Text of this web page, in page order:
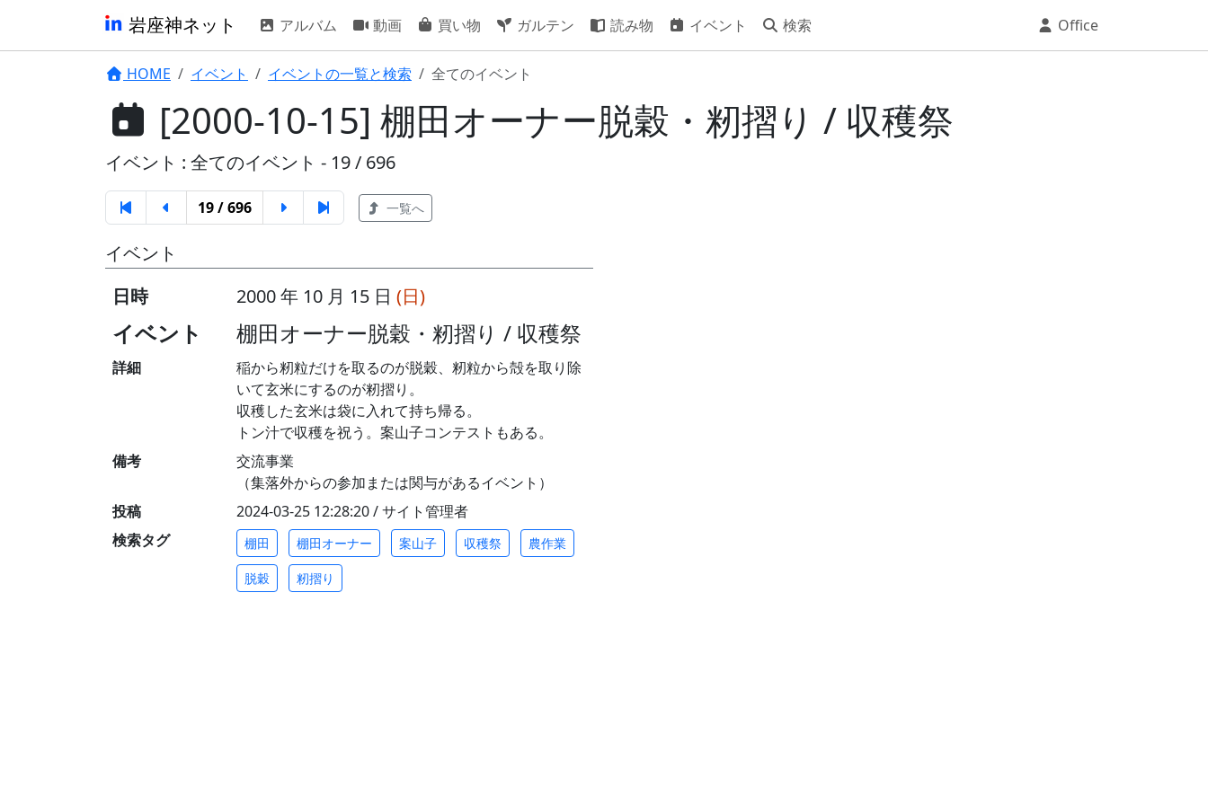
岩座神ネット アルバム 動画 買い物 ガルテン 読み物 イベント 検索 Office
HOME イベント イベントの一覧と検索 全てのイベント
[2000-10-15] 棚田オーナー脱穀・籾摺り / 収穫祭
イベント : 全てのイベント - 19 / 696
19 / 696 一覧へ
イベント
日時
2000 年 10 月 15 日 (日)
イベント 棚田オーナー脱穀・籾摺り / 収穫祭
詳細
稲から籾粒だけを取るのが脱穀、籾粒から殻を取り除
いて玄米にするのが籾摺り。
収穫した玄米は袋に入れて持ち帰る。
トン汁で収穫を祝う。案山子コンテストもある。
備考
交流事業
（集落外からの参加または関与があるイベント）
投稿
2024-03-25 12:28:20 / サイト管理者
検索タグ
棚田 棚田オーナー 案山子 収穫祭 農作業
脱穀 籾摺り